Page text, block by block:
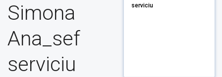
Simona
Ana_sef
serviciu
serviciu